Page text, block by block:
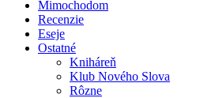
Mimochodom
Recenzie
Eseje
Ostatné
Kniháreň
Klub Nového Slova
Rôzne